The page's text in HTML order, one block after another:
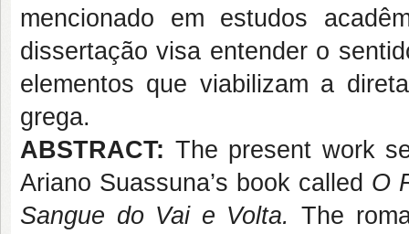
mencionado em estudos
dissertação visa entender o
elementos que viabilizam a
grega.
ABSTRACT: The present work
Ariano Suassuna’s book called O
Sangue do Vai e Volta. The